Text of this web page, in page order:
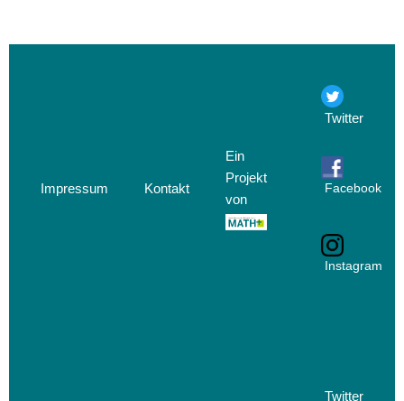
Impressum Kontakt
Ein
Projekt
von
Twitter
Facebook
Instagram
Twitter